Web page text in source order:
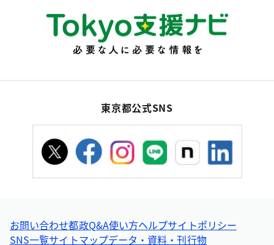
東京都公式SNS
お問い合わせ都政Q&A使い方ヘルプサイトポリシー
SNS一覧サイトマップデータ・資料・刊行物